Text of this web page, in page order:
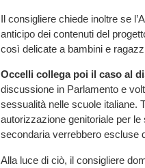
Il consigliere chiede inoltre se
anticipo dei contenuti del
così delicate a bambini e
Occelli collega poi il caso al
discussione in Parlamento e
sessualità nelle scuole italiane.
autorizzazione genitoriale per
secondaria verrebbero escluse
Alla luce di ciò, il consigliere